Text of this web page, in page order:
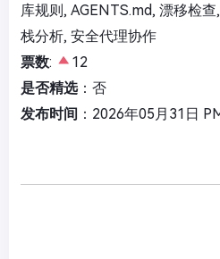
库规则, AGENTS.md, 漂移检
栈分析, 安全代理协作
票数:
12
是否精选：否
发布时间 ：2026年05月31日